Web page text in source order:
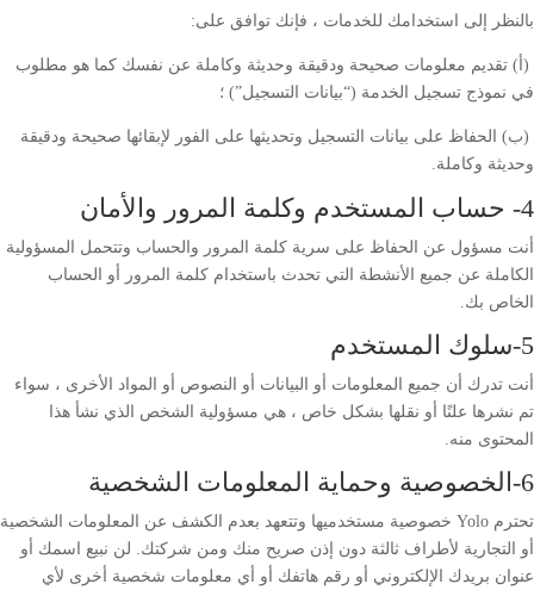
بالنظر إلى استخدامك للخدمات ، فإنك توافق على:
(أ) تقديم معلومات صحيحة ودقيقة وحديثة وكاملة عن نفسك كما هو مطلوب
في نموذج تسجيل الخدمة (“بيانات التسجيل”) ؛
(ب) الحفاظ على بيانات التسجيل وتحديثها على الفور لإبقائها صحيحة ودقيقة
وحديثة وكاملة.
4- حساب المستخدم وكلمة المرور والأمان
أنت مسؤول عن الحفاظ على سرية كلمة المرور والحساب وتتحمل المسؤولية
الكاملة عن جميع الأنشطة التي تحدث باستخدام كلمة المرور أو الحساب
الخاص بك.
5-سلوك المستخدم
أنت تدرك أن جميع المعلومات أو البيانات أو النصوص أو المواد الأخرى ، سواء
تم نشرها علنًا أو نقلها بشكل خاص ، هي مسؤولية الشخص الذي نشأ هذا
المحتوى منه.
6-الخصوصية وحماية المعلومات الشخصية
تحترم Yolo خصوصية مستخدميها وتتعهد بعدم الكشف عن المعلومات الشخصية
أو التجارية لأطراف ثالثة دون إذن صريح منك ومن شركتك. لن نبيع اسمك أو
عنوان بريدك الإلكتروني أو رقم هاتفك أو أي معلومات شخصية أخرى لأي